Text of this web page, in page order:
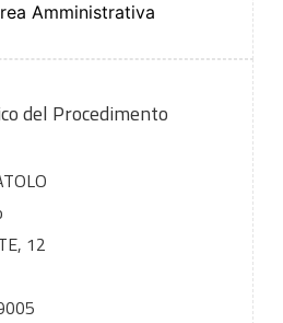
Amministrativa
del Procedimento
12